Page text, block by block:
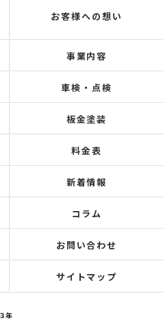
お客様への想い
事業内容
車検・点検
板金塗装
料金表
新着情報
コラム
お問い合わせ
サイトマップ